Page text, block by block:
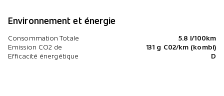
Environnement et énergie
Consommation Totale
5.8 l/100km
Emission CO2 de
131 g C02/km (kombi)
Efficacité énergétique
D